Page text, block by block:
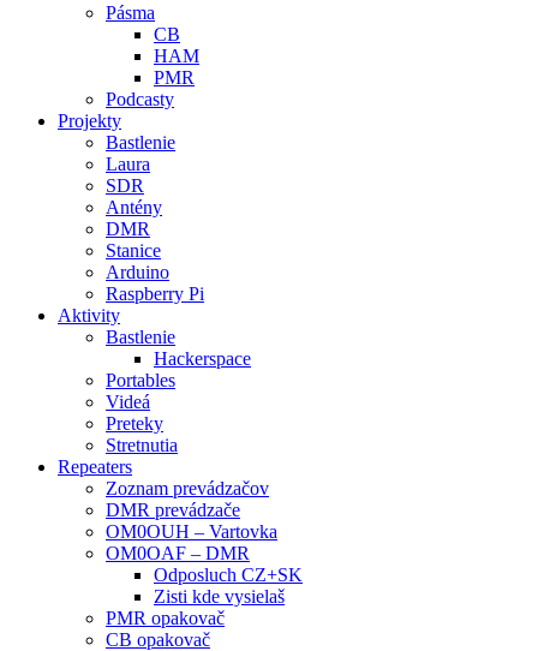
Pásma
CB
HAM
PMR
Podcasty
Projekty
Bastlenie
Laura
SDR
Antény
DMR
Stanice
Arduino
Raspberry Pi
Aktivity
Bastlenie
Hackerspace
Portables
Videá
Preteky
Stretnutia
Repeaters
Zoznam prevádzačov
DMR prevádzače
OM0OUH – Vartovka
OM0OAF – DMR
Odposluch CZ+SK
Zisti kde vysielaš
PMR opakovač
CB opakovač